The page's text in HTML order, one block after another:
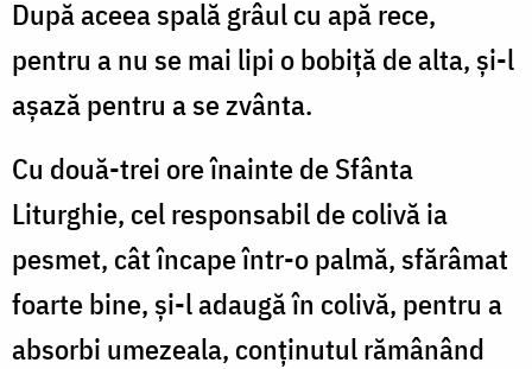
După aceea spală grâul cu apă rece,
pentru a nu se mai lipi o bobiță de alta, și-l
așază pentru a se zvânta.
Cu două-trei ore înainte de Sfânta
Liturghie, cel responsabil de colivă ia
pesmet, cât încape într-o palmă, sfărâmat
foarte bine, și-l adaugă în colivă, pentru a
absorbi umezeala, conținutul rămânând